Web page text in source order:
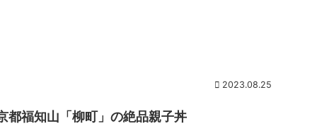
2023.08.25
都福知山「柳町」の絶品親子丼